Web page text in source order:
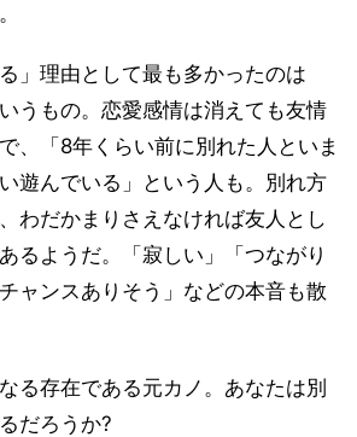
」理由として最も多かったのは
うもの。恋愛感情は消えても友情
、「8年くらい前に別れた人といま
遊んでいる」という人も。別れ方
わだかまりさえなければ友人とし
るようだ。「寂しい」「つながり
ャンスありそう」などの本音も散
る存在である元カノ。あなたは別
だろうか?